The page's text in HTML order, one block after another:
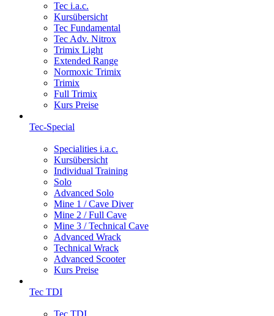
Tec i.a.c.
Kursübersicht
Tec Fundamental
Tec Adv. Nitrox
Trimix Light
Extended Range
Normoxic Trimix
Trimix
Full Trimix
Kurs Preise
Tec-Special
Specialities i.a.c.
Kursübersicht
Individual Training
Solo
Advanced Solo
Mine 1 / Cave Diver
Mine 2 / Full Cave
Mine 3 / Technical Cave
Advanced Wrack
Technical Wrack
Advanced Scooter
Kurs Preise
Tec TDI
Tec TDI